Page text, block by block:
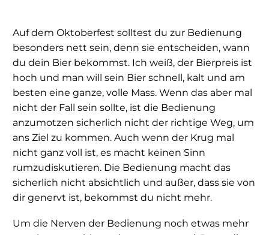
Auf dem Oktoberfest solltest du zur Bedienung
besonders nett sein, denn sie entscheiden, wann
du dein Bier bekommst. Ich weiß, der Bierpreis ist
hoch und man will sein Bier schnell, kalt und am
besten eine ganze, volle Mass. Wenn das aber mal
nicht der Fall sein sollte, ist die Bedienung
anzumotzen sicherlich nicht der richtige Weg, um
ans Ziel zu kommen. Auch wenn der Krug mal
nicht ganz voll ist, es macht keinen Sinn
rumzudiskutieren. Die Bedienung macht das
sicherlich nicht absichtlich und außer, dass sie von
dir genervt ist, bekommst du nicht mehr.
Um die Nerven der Bedienung noch etwas mehr